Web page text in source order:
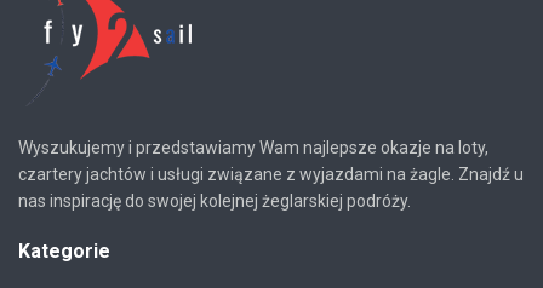
Wyszukujemy i przedstawiamy Wam najlepsze okazje na loty,
czartery jachtów i usługi związane z wyjazdami na żagle. Znajdź u
nas inspirację do swojej kolejnej żeglarskiej podróży.
Kategorie